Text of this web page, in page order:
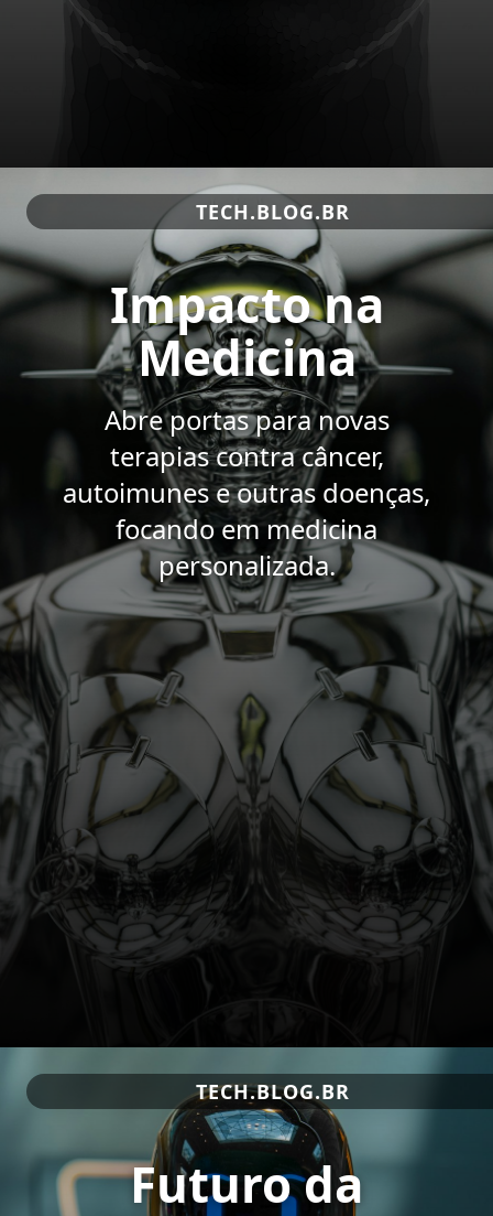
TECH.BLOG.BR
Impacto na
Medicina
Abre portas para novas
terapias contra câncer,
autoimunes e outras doenças,
focando em medicina
personalizada.
TECH.BLOG.BR
Futuro da